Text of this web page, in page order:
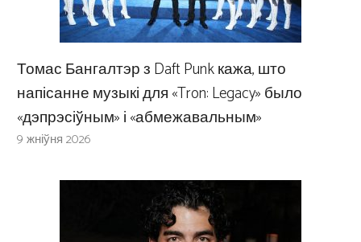
Томас Бангалтэр з Daft Punk кажа, што
напісанне музыкі для «Tron: Legacy» было
«дэпрэсіўным» і «абмежавальным»
9 жніўня 2026